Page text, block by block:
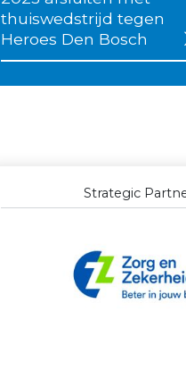
thuiswedstrijd tegen
Heroes Den Bosch
Outstanding Partners